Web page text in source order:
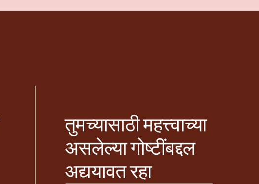
तुमच्यासाठी महत्त्वाच्या
असलेल्या गोष्टींबद्दल
अद्ययावत रहा